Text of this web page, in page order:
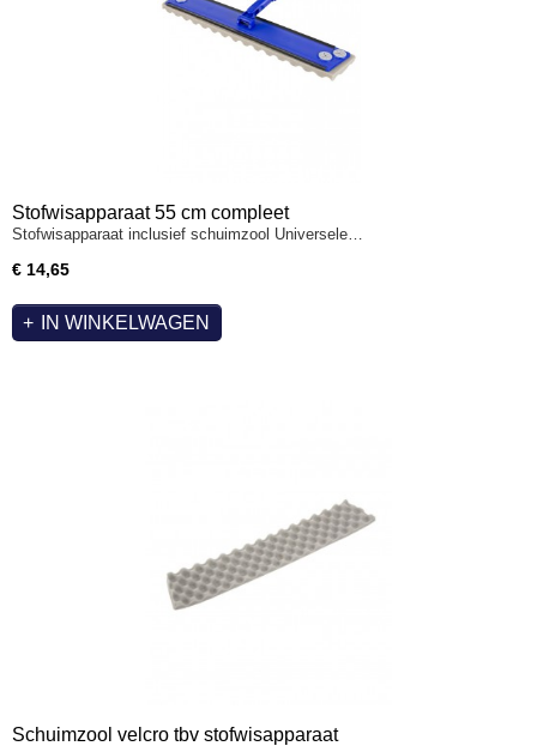
Stofwisapparaat 55 cm compleet
Stofwisapparaat inclusief schuimzool Universele…
€ 14,65
IN WINKELWAGEN
Schuimzool velcro tbv stofwisapparaat